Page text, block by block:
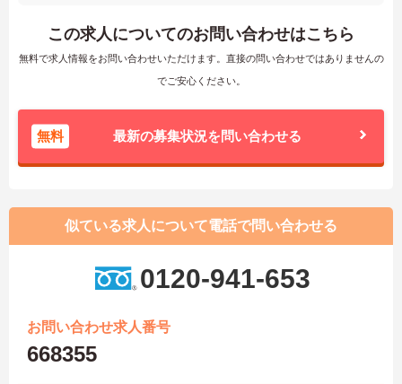
この求人についてのお問い合わせはこちら
無料で求人情報をお問い合わせいただけます。直接の問い合わせではありませんの
でご安心ください。
無料 最新の募集状況を問い合わせる
似ている求人について電話で問い合わせる
0120-941-653
お問い合わせ求人番号
668355